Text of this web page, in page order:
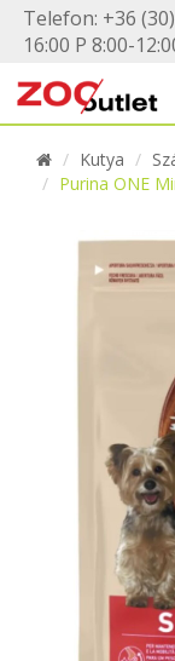
Telefon: +36
16:00 P 8:00-
Kutya
Purina ONE